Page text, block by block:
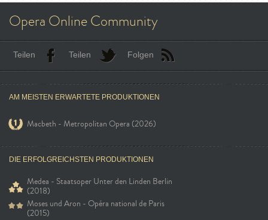
Opera Online Community
Teilen Teilen Folgen
AM MEISTEN ERWARTETE PRODUKTIONEN
Macbeth - Metropolitan Opera (2026)
DIE ERFOLGREICHSTEN PRODUKTIONEN
Medea - Staatsoper Unter den Linden Berlin
(2018)
Moses und Aron - Opéra national de Paris
(2015)